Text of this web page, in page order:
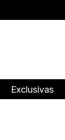
Exclusivas